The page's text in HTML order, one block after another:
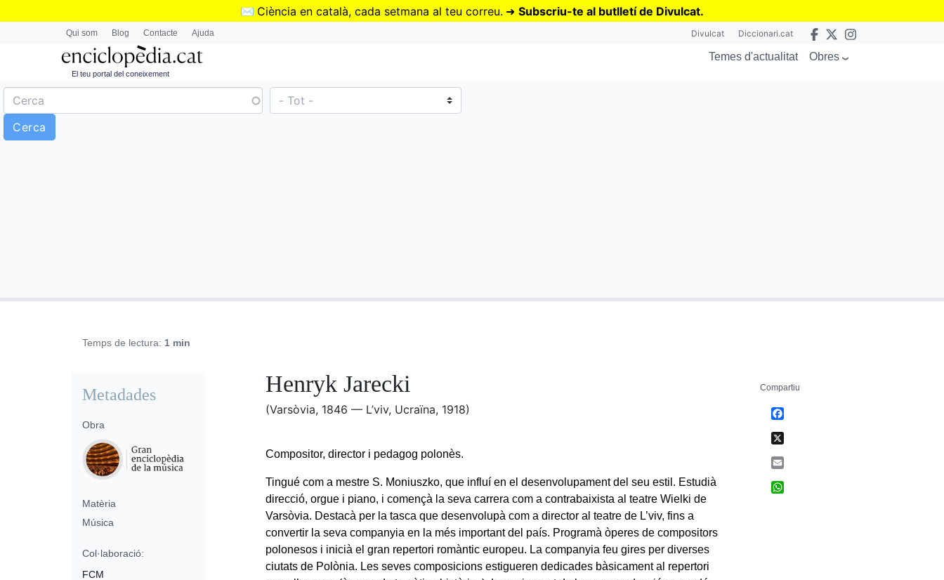
Vés
✉️ Ciència en català, cada setmana al teu correu. ➜ Subscriu-te al butlletí de Divulcat.
Qui som Blog Contacte Ajuda Divulcat Diccionari.cat
El teu portal del coneixement
Temes d'actualitat Obres
Temps de lectura: 1 min
Henryk Jarecki
(Varsòvia, 1846 — L’viv, Ucraïna, 1918)
Compositor, director i pedagog polonès.
Tingué com a mestre S. Moniuszko, que influí en el desenvolupament del seu estil. Estudià
direcció, orgue i piano, i començà la seva carrera com a contrabaixista al teatre Wielki de
Varsòvia. Destacà per la tasca que desenvolupà com a director al teatre de L’viv, fins a
convertir la seva companyia en la més important del país. Programà òperes de compositors
polonesos i inicià el gran repertori romàntic europeu. La companyia feu gires per diverses
ciutats de Polònia. Les seves composicions estigueren dedicades bàsicament al repertori
Metadades
Obra
Matèria
Música
Col·laboració:
FCM
Compartiu